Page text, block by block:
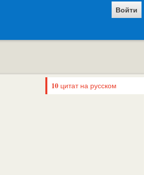
Войти
10 цитат на русском